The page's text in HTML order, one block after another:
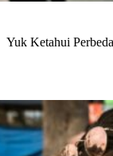
Yuk Ketahui